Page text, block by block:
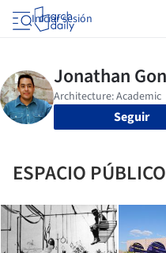
Iniciar sesión
Seguir
ESPACIO PÚBLICO